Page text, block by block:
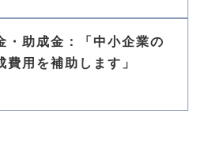
・助成金：「中小企業の
費用を補助します」